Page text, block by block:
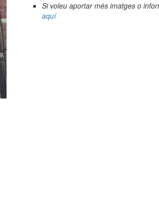
Si voleu aportar més imatges o
aquí